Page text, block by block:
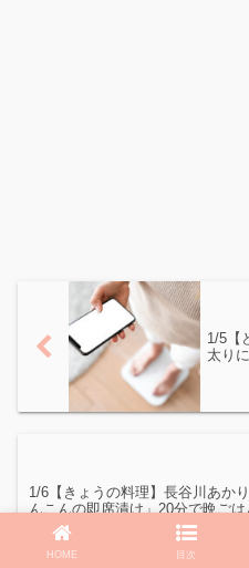
1/5【
太り
1/6【きょうの料理】長谷川あか
んこんの即席漬け」20分で晩ごは
HOME 目次